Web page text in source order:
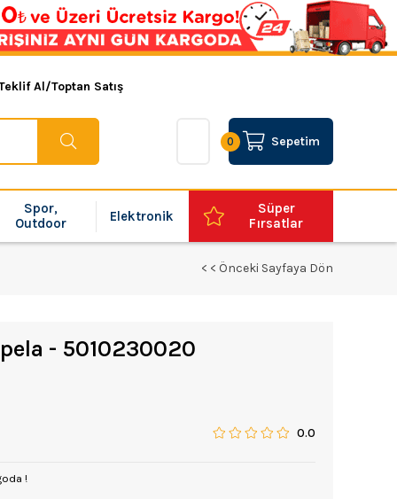
Al/Toptan Satış
Sepetim
0
Spor,
Outdoor
Elektronik
Süper
Fırsatlar
< < Önceki Sayfaya Dön
- 5010230020
0.0
!